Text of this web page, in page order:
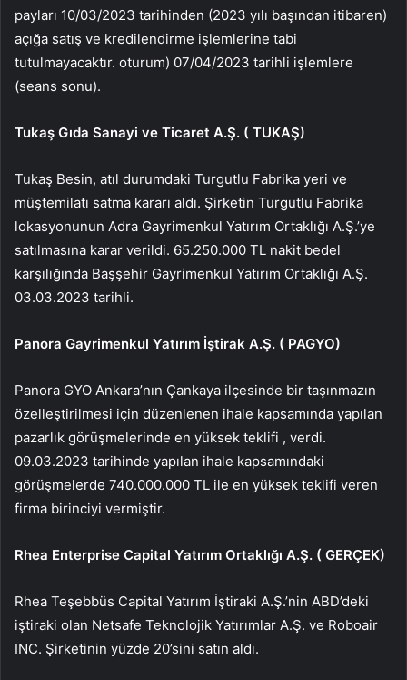
payları 10/03/2023 tarihinden (2023 yılı başından itibaren)
açığa satış ve kredilendirme işlemlerine tabi
tutulmayacaktır. oturum) 07/04/2023 tarihli işlemlere
(seans sonu).
Tukaş Gıda Sanayi ve Ticaret A.Ş. ( TUKAŞ)
Tukaş Besin, atıl durumdaki Turgutlu Fabrika yeri ve
müştemilatı satma kararı aldı. Şirketin Turgutlu Fabrika
lokasyonunun Adra Gayrimenkul Yatırım Ortaklığı A.Ş.’ye
satılmasına karar verildi. 65.250.000 TL nakit bedel
karşılığında Başşehir Gayrimenkul Yatırım Ortaklığı A.Ş.
03.03.2023 tarihli.
Panora Gayrimenkul Yatırım İştirak A.Ş. ( PAGYO)
Panora GYO Ankara’nın Çankaya ilçesinde bir taşınmazın
özelleştirilmesi için düzenlenen ihale kapsamında yapılan
pazarlık görüşmelerinde en yüksek teklifi , verdi.
09.03.2023 tarihinde yapılan ihale kapsamındaki
görüşmelerde 740.000.000 TL ile en yüksek teklifi veren
firma birinciyi vermiştir.
Rhea Enterprise Capital Yatırım Ortaklığı A.Ş. ( GERÇEK)
Rhea Teşebbüs Capital Yatırım İştiraki A.Ş.’nin ABD’deki
iştiraki olan Netsafe Teknolojik Yatırımlar A.Ş. ve Roboair
INC. Şirketinin yüzde 20’sini satın aldı.